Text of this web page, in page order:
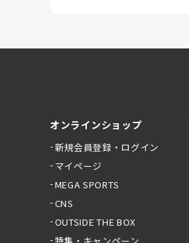
オンラインショップ
新規会員登録・ログイン
マイページ
MEGA SPORTS
CNS
OUTSIDE THE BOX